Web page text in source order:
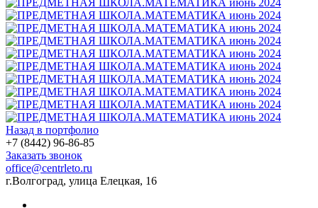
Назад в портфолио
+7 (8442) 96-86-85
Заказать звонок
office@centrleto.ru
г.Волгоград, улица Елецкая, 16